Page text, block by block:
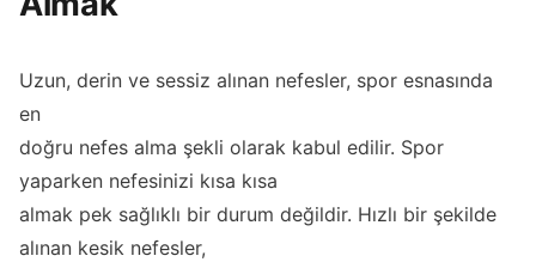
Uzun, derin ve sessiz alınan nefesler, spor esnasında
en
doğru nefes alma şekli olarak kabul edilir. Spor
yaparken nefesinizi kısa kısa
almak pek sağlıklı bir durum değildir. Hızlı bir şekilde
alınan kesik nefesler,